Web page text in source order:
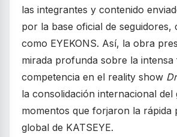
las integrantes y contenido
por la base oficial de seguidores,
como EYEKONS. Así, la obra
mirada profunda sobre la
competencia en el reality show
la consolidación internacional
momentos que forjaron la rápida
global de KATSEYE.